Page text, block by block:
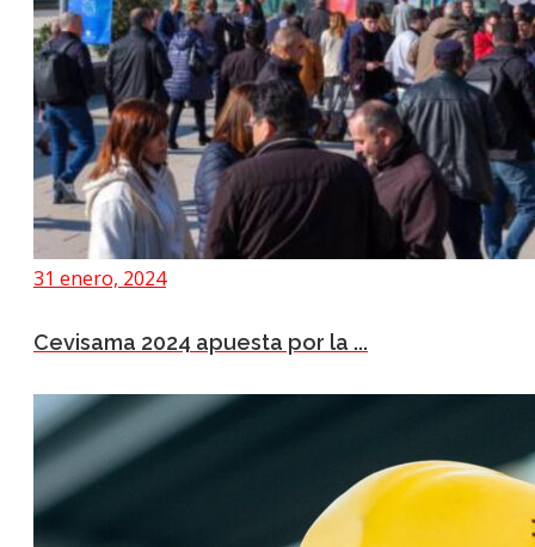
31 enero, 2024
Cevisama 2024 apuesta por la ...